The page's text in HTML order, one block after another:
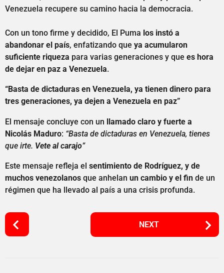
Venezuela recupere su camino hacia la democracia.
Con un tono firme y decidido, El Puma los instó a
abandonar el país, enfatizando que ya acumularon
suficiente riqueza para varias generaciones y que es hora
de dejar en paz a Venezuela.
“Basta de dictaduras en Venezuela, ya tienen dinero para
tres generaciones, ya dejen a Venezuela en paz”
El mensaje concluye con un llamado claro y fuerte a
Nicolás Maduro: “Basta de dictaduras en Venezuela, tienes
que irte. Vete al carajo”
Este mensaje refleja el sentimiento de Rodríguez, y de
muchos venezolanos que anhelan un cambio y el fin de un
régimen que ha llevado al país a una crisis profunda.
P
o
NEXT